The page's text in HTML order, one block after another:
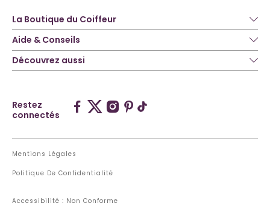
La Boutique du Coiffeur
Aide & Conseils
Découvrez aussi
Restez
connectés
Mentions Légales
Politique De Confidentialité
Accessibilité : Non Conforme